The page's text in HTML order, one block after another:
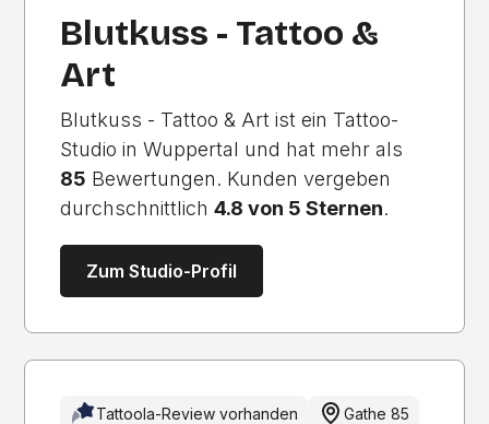
Blutkuss - Tattoo &
Art
Blutkuss - Tattoo & Art ist ein Tattoo-
Studio in Wuppertal und hat mehr als
85 Bewertungen. Kunden vergeben
durchschnittlich4.8 von 5 Sternen.
Zum Studio-Profil
Tattoola-Review vorhanden Gathe 85